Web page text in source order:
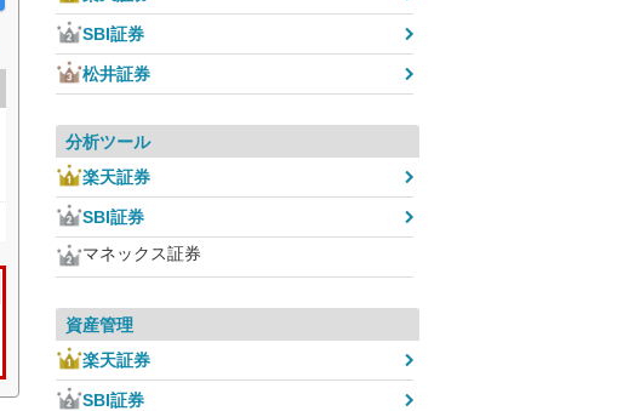
SBI証券
松井証券
分析ツール
楽天証券
SBI証券
マネックス証券
資産管理
楽天証券
SBI証券